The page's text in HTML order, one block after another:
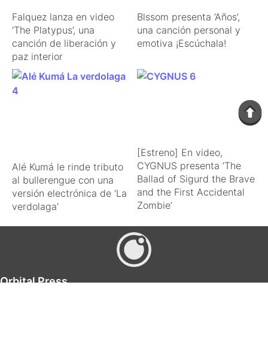
Falquez lanza en video
‘The Platypus’, una
canción de liberación y
paz interior
Blssom presenta ‘Años’,
una canción personal y
emotiva ¡Escúchala!
Alé Kumá le rinde tributo
al bullerengue con una
versión electrónica de ‘La
verdolaga’
[Estreno] En video,
CYGNUS presenta ‘The
Ballad of Sigurd the Brave
and the First Accidental
Zombie’
Orbital Press